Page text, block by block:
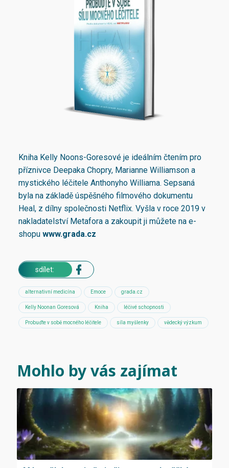
Kniha Kelly Noons-Goresové je ideálním čtením pro
příznivce Deepaka Chopry, Marianne Williamson a
mystického léčitele Anthonyho Williama. Sepsaná
byla na základě úspěšného filmového dokumentu
Heal, z dílny společnosti Netflix. Vyšla v roce 2019 v
nakladatelství Metafora a zakoupit ji můžete na e-
shopu www.grada.cz
sdílet:
alternativní medicína Emoce grada.cz
Kelly Noonan Goresová Kniha léčivé schopnosti
Probuďte v sobě mocného léčitele síla myšlenky vědecký výzkum
Mohlo by vás zajímat